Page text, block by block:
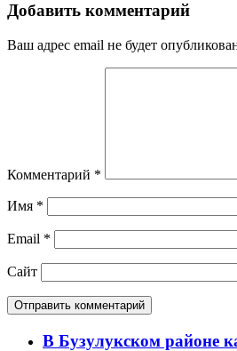
Добавить комментарий
Ваш адрес email не будет
Комментарий *
Имя *
Email *
Сайт
В Бузулукском районе